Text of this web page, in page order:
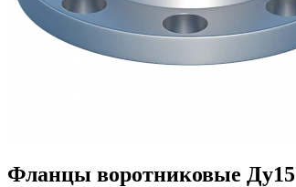
Фланцы воротниковые Ду15